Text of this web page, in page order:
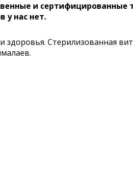
и сертифицированные
у нас нет.
Стерилизованная